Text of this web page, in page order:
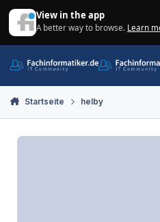
View in the app
A better way to browse. Learn
Startseite helby